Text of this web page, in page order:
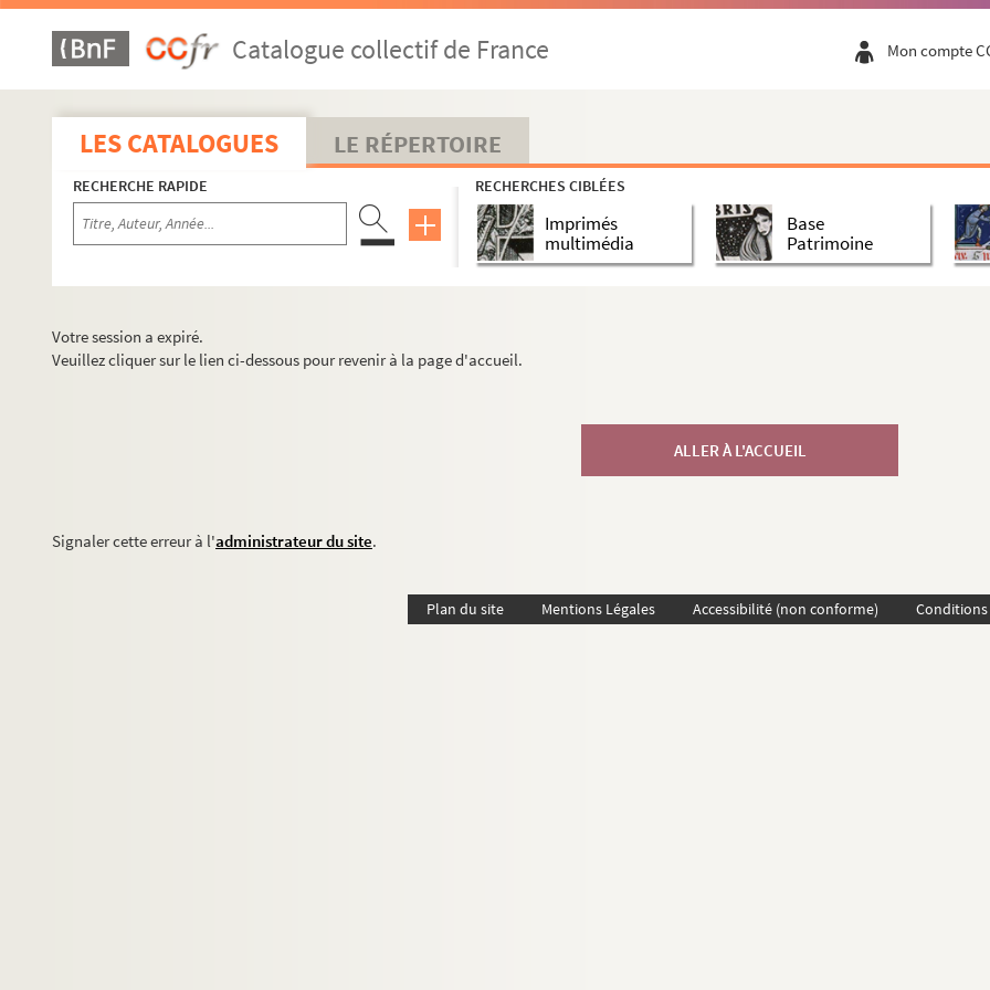
Catalogue collectif de France Mon compte
LES CATALOGUES LE RÉPERTOIRE
RECHERCHE RAPIDE RECHERCHES CIBLÉES
Imprimés
multimédia
Base
Patrimoine
Votre session a expiré.
Veuillez cliquer sur le lien ci-dessous pour revenir à la page d'accueil.
ALLER À L'ACCUEIL
Signaler cette erreur à l'administrateur du site.
Plan du site Mentions Légales Accessibilité (non conforme)